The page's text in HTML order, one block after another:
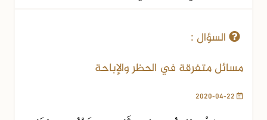
السؤال :
مسائل متفرقة في الحظر والإباحة